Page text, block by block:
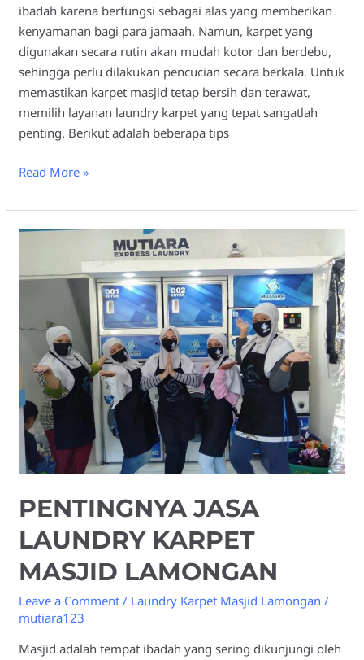
ibadah karena berfungsi sebagai alas yang memberikan
kenyamanan bagi para jamaah. Namun, karpet yang
digunakan secara rutin akan mudah kotor dan berdebu,
sehingga perlu dilakukan pencucian secara berkala. Untuk
memastikan karpet masjid tetap bersih dan terawat,
memilih layanan laundry karpet yang tepat sangatlah
penting. Berikut adalah beberapa tips
Read More »
PENTINGNYA JASA
LAUNDRY KARPET
MASJID LAMONGAN
Leave a Comment / Laundry Karpet Masjid Lamongan /
mutiara123
Masjid adalah tempat ibadah yang sering dikunjungi oleh
Laundry
Masjid
Lamongan